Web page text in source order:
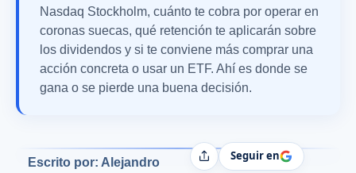
Nasdaq Stockholm, cuánto te cobra por operar en
coronas suecas, qué retención te aplicarán sobre
los dividendos y si te conviene más comprar una
acción concreta o usar un ETF. Ahí es donde se
gana o se pierde una buena decisión.
Escrito por: Alejandro
CompartirSeguir en